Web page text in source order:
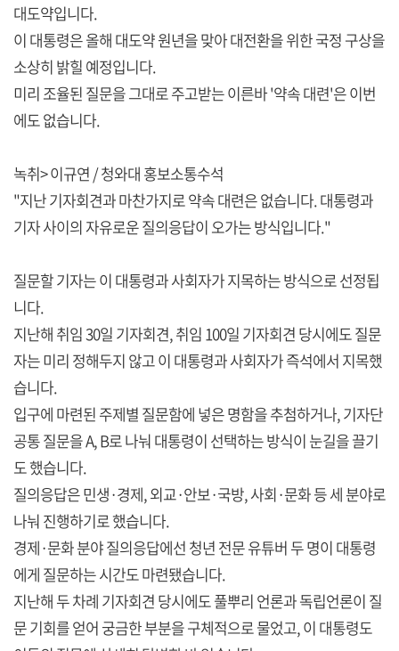
대도약입니다.
이 대통령은 올해 대도약 원년을 맞아 대전환을 위한 국정 구상을
소상히 밝힐 예정입니다.
미리 조율된 질문을 그대로 주고받는 이른바 '약속 대련'은 이번
에도 없습니다.
녹취> 이규연 / 청와대 홍보소통수석
"지난 기자회견과 마찬가지로 약속 대련은 없습니다. 대통령과
기자 사이의 자유로운 질의응답이 오가는 방식입니다."
질문할 기자는 이 대통령과 사회자가 지목하는 방식으로 선정됩
니다.
지난해 취임 30일 기자회견, 취임 100일 기자회견 당시에도 질문
자는 미리 정해두지 않고 이 대통령과 사회자가 즉석에서 지목했
습니다.
입구에 마련된 주제별 질문함에 넣은 명함을 추첨하거나, 기자단
공통 질문을 A, B로 나눠 대통령이 선택하는 방식이 눈길을 끌기
도 했습니다.
질의응답은 민생·경제, 외교·안보·국방, 사회·문화 등 세 분야로
나눠 진행하기로 했습니다.
경제·문화 분야 질의응답에선 청년 전문 유튜버 두 명이 대통령
에게 질문하는 시간도 마련됐습니다.
지난해 두 차례 기자회견 당시에도 풀뿌리 언론과 독립언론이 질
문 기회를 얻어 궁금한 부분을 구체적으로 물었고, 이 대통령도